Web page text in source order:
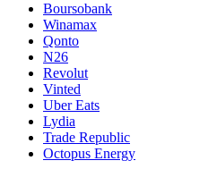
Boursobank
Winamax
Qonto
N26
Revolut
Vinted
Uber Eats
Lydia
Trade Republic
Octopus Energy